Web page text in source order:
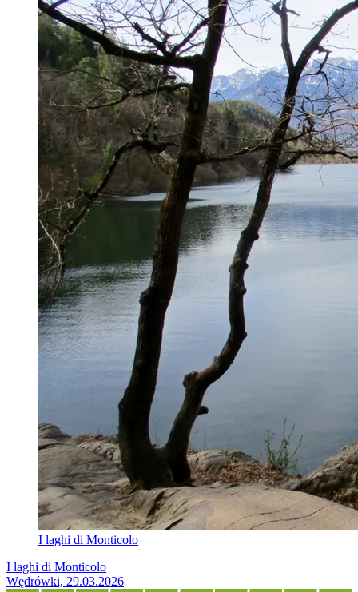
I laghi di Monticolo
I laghi di Monticolo
Wędrówki, 29.03.2026